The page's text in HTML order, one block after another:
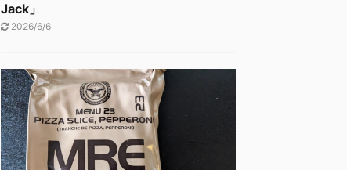
Jack」
2026/6/6